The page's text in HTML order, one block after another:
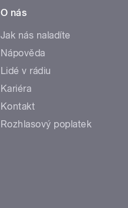
O nás
Jak nás naladíte
Nápověda
Lidé v rádiu
Kariéra
Kontakt
Rozhlasový poplatek